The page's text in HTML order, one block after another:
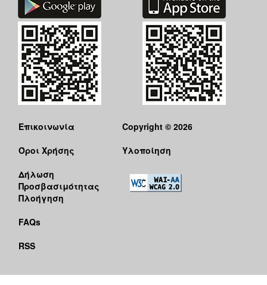
Επικοινωνία
Όροι Χρήσης
Δήλωση
Προσβασιμότητας
Πλοήγηση
FAQs
RSS
Copyright © 2026
Υλοποίηση